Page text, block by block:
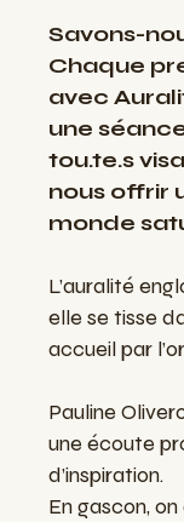
Savons-
Chaque
avec
une
tou.te.s
nous offrir
monde
L’auralité
elle se tisse
accueil par
Pauline
une écoute
d’inspiration.
En gascon,